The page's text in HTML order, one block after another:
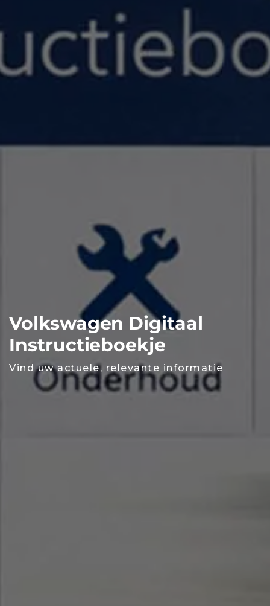
Volkswagen Digitaal
Instructieboekje
Vind uw actuele, relevante informatie